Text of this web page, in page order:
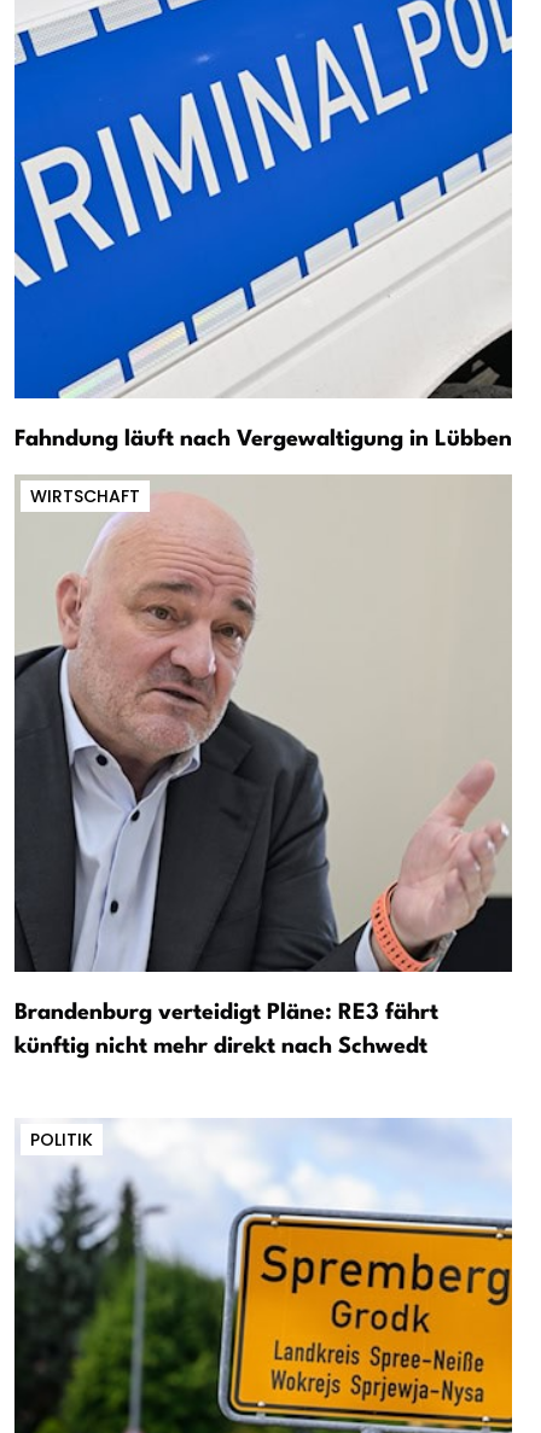
Fahndung läuft nach Vergewaltigung in Lübben
WIRTSCHAFT
Brandenburg verteidigt Pläne: RE3 fährt
künftig nicht mehr direkt nach Schwedt
POLITIK